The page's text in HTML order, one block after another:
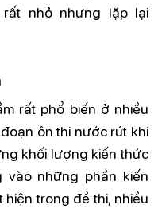
nhỏ nhưng lặp lại
rất phổ biến ở nhiều
ôn thi nước rút khi
khối lượng kiến thức
vào những phần kiến
trong đề thi, nhiều